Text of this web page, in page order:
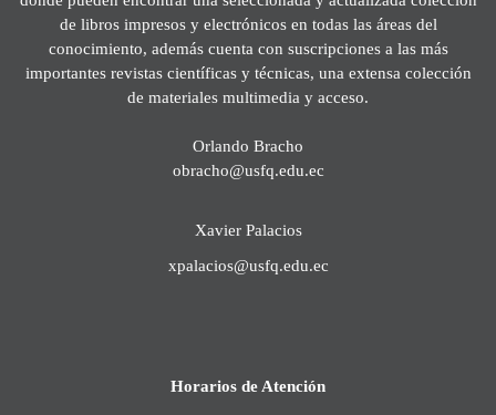
de libros impresos y electrónicos en todas las áreas del
conocimiento, además cuenta con suscripciones a las más
importantes revistas científicas y técnicas, una extensa colección
de materiales multimedia y acceso.
Orlando Bracho
obracho@usfq.edu.ec
Xavier Palacios
xpalacios@usfq.edu.ec
Horarios de Atención